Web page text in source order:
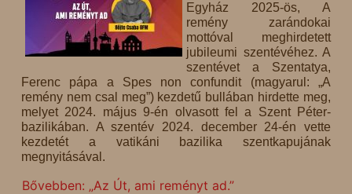
Egyház 2025-ös, A
remény zarándokai
mottóval meghirdetett
jubileumi szentévéhez. A
szentévet a Szentatya,
Ferenc pápa a Spes non confundit (magyarul: „A
remény nem csal meg”) kezdetű bullában hirdette meg,
melyet 2024. május 9-én olvasott fel a Szent Péter-
bazilikában. A szentév 2024. december 24-én vette
kezdetét a vatikáni bazilika szentkapujának
megnyitásával.
Bővebben: „Az Út, ami reményt ad.”